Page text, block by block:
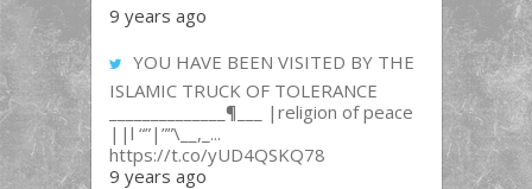
9 years ago
YOU HAVE BEEN VISITED BY THE
ISLAMIC TRUCK OF TOLERANCE
______________¶___ |religion of peace
||l “”|””\__,_...
https://t.co/yUD4QSKQ78
9 years ago